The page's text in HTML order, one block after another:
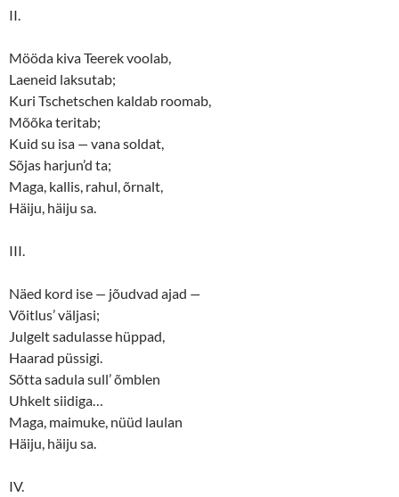
II.
Mööda kiva Teerek voolab,
Laeneid laksutab;
Kuri Tschetschen kaldab roomab,
Mõõka teritab;
Kuid su isa — vana soldat,
Sõjas harjun’d ta;
Maga, kallis, rahul, õrnalt,
Häiju, häiju sa.
III.
Näed kord ise — jõudvad ajad —
Võitlus’ väljasi;
Julgelt sadulasse hüppad,
Haarad püssigi.
Sõtta sadula sull’ õmblen
Uhkelt siidiga…
Maga, maimuke, nüüd laulan
Häiju, häiju sa.
IV.